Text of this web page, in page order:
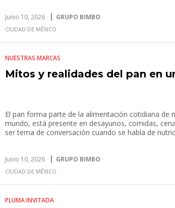
Junio 10, 2026 GRUPO BIMBO
CIUDAD DE MÉXICO
NUESTRAS MARCAS
Mitos y realidades del pan en
El pan forma parte de la alimentación cotidiana de
mundo, está presente en desayunos, comidas,
ser tema de conversación cuando se habla de
Junio 10, 2026 GRUPO BIMBO
CIUDAD DE MÉXICO
PLUMA INVITADA